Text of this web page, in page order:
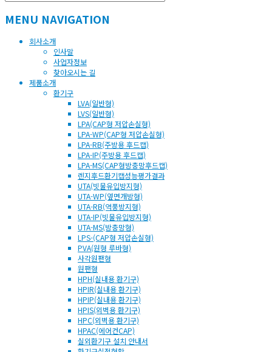
MENU NAVIGATION
회사소개
인사말
사업자정보
찾아오시는 길
제품소개
환기구
LVA(일반형)
LVS(일반형)
LPA(CAP형 저압손실형)
LPA-WP(CAP형 저압손실형)
LPA-RB(주방용 후드캡)
LPA-IP(주방용 후드캡)
LPA-MS(CAP형방충망후드캡)
렌지후드환기캡성능평가결과
UTA(빗물유입방지형)
UTA-WP(옆면개방형)
UTA-RB(역풍방지형)
UTA-IP(빗물유입방지형)
UTA-MS(방충망형)
LPS-(CAP형 저압손실형)
PVA(원형 루바형)
사각원팬형
원팬형
HPH(실내용 환기구)
HPIR(실내용 환기구)
HPIP(실내용 환기구)
HPIS(외벽용 환기구)
HPC(외벽용 환기구)
HPAC(에어컨CAP)
실외환기구 설치 안내서